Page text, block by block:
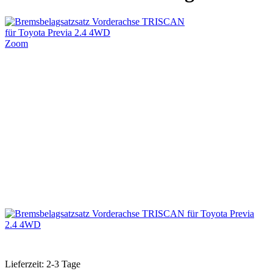
Zoom
Lieferzeit: 2-3 Tage